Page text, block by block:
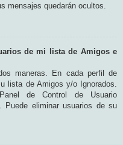
mensajes quedarán ocultos.
de mi lista de Amigos e
maneras. En cada perfil de
lista de Amigos y/o Ignorados.
de Control de Usuario
Puede eliminar usuarios de su